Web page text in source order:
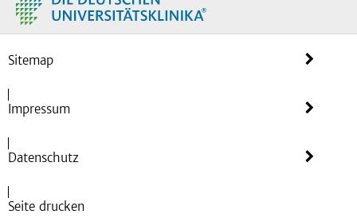
Sitemap
Impressum
Datenschutz
Seite drucken